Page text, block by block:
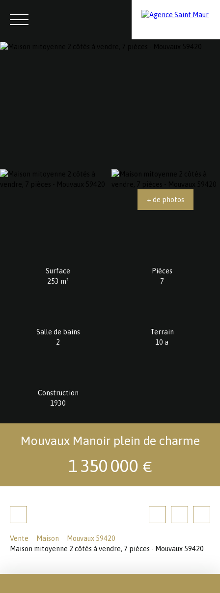
+ de photos
Surface
253 m²
Pièces
7
Salle de bains
2
Terrain
10 a
Construction
1930
Mouvaux Manoir plein de charme
1 350 000 €
Vente Maison
Mouvaux 59420
Maison mitoyenne 2 côtés à vendre, 7 pièces - Mouvaux 59420